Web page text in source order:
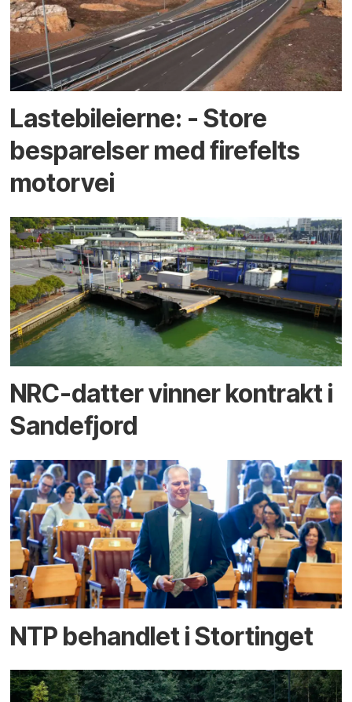
Lastebileierne: - Store
besparelser med firefelts
motorvei
NRC-datter vinner kontrakt i
Sandefjord
NTP behandlet i Stortinget